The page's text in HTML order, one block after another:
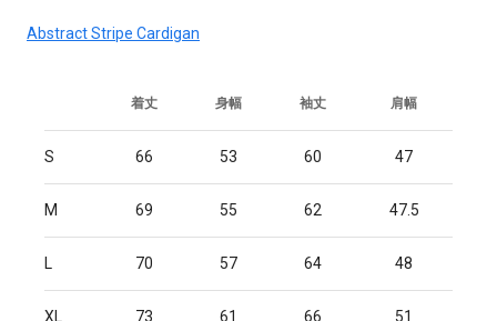
Abstract Stripe Cardigan
着丈 身幅 袖丈 肩幅
S 66 53 60 47
M 69 55 62 47.5
L 70 57 64 48
XL 73 61 66 51